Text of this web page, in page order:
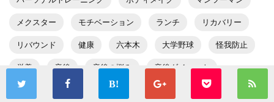
メクスター モチベーション ランチ リカバリー
リバウンド 健康 六本木 大学野球 怪我防止
栄養 産後 産後の悩み 産後ダイエット
産後トレーニング 疲労回復 筋トレ 筋力アップ